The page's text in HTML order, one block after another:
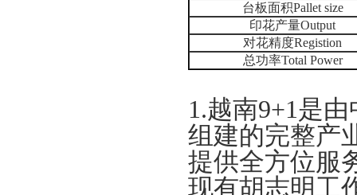
台板面积Pallet size
印花产量Output
对花精度Registion
总功率Total Power
1.越南9+1是由
组建的完整产
提供全方位服
现有胡志明工